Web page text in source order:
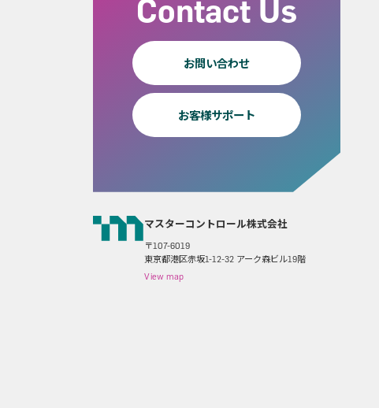
Contact Us
お問い合わせ
お客様サポート
マスターコントロール株式会社
〒107-6019
東京都港区赤坂1-12-32 アーク森ビル19階
View map